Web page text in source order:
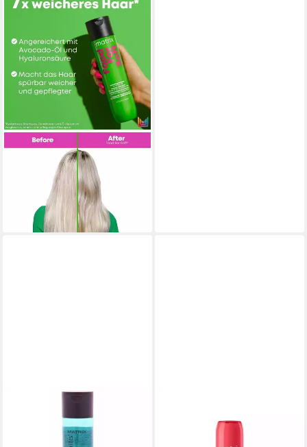
MATRIX
Haarspülung Matrix Food for
Soft Conditioner 300 ml
ab 15,50 €
(51,67 €/ 1 l)
leider ausverkauft
Mania Conditioner für